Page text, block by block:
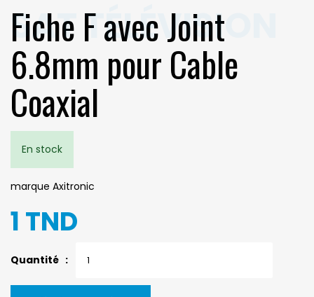
Fiche F avec Joint
6.8mm pour Cable
Coaxial
En stock
marque Axitronic
1 TND
Quantité :